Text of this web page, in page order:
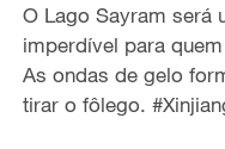
l
a
OLago Sayram será
imperdível paraquem
As ondas de gelo
tirar o fôlego.